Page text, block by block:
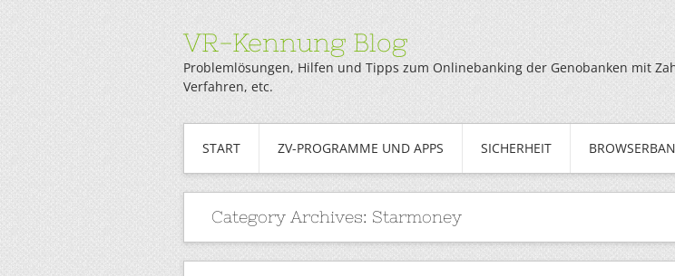
VR-Kennung Blog
Problemlösungen, Hilfen und Tipps zum Onlinebanking der Genobanken mit
Verfahren, etc.
START ZV-PROGRAMME UND APPS SICHERHEIT
Category Archives: Starmoney